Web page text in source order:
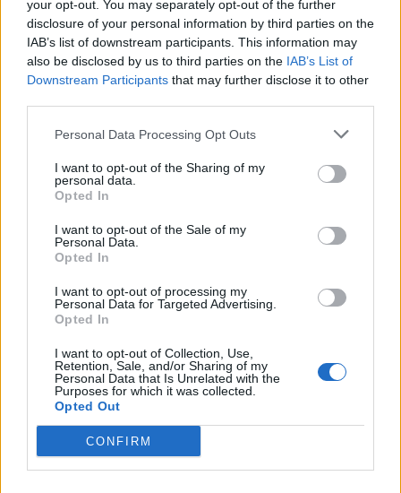
your opt-out. You may separately opt-out of the further
disclosure of your personal information by third parties on the
IAB’s list of downstream participants. This information may
also be disclosed by us to third parties on the IAB’s List of
Downstream Participants that may further disclose it to other
Personal Data Processing Opt Outs
I want to opt-out of the Sharing of my
personal data.
Opted In
I want to opt-out of the Sale of my
Personal Data.
Opted In
I want to opt-out of processing my
Personal Data for Targeted Advertising.
Opted In
I want to opt-out of Collection, Use,
Retention, Sale, and/or Sharing of my
Personal Data that Is Unrelated with the
Purposes for which it was collected.
Opted Out
CONFIRM
Por Paula G. Lastra